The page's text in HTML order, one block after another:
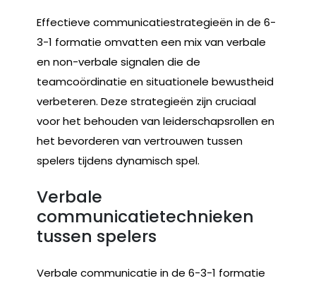
Effectieve communicatiestrategieën in de 6-
3-1 formatie omvatten een mix van verbale
en non-verbale signalen die de
teamcoördinatie en situationele bewustheid
verbeteren. Deze strategieën zijn cruciaal
voor het behouden van leiderschapsrollen en
het bevorderen van vertrouwen tussen
spelers tijdens dynamisch spel.
Verbale
communicatietechnieken
tussen spelers
Verbale communicatie in de 6-3-1 formatie